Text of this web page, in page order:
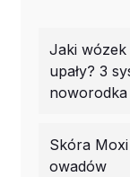
Jaki wózek
upały? 3
Skóra
owadów